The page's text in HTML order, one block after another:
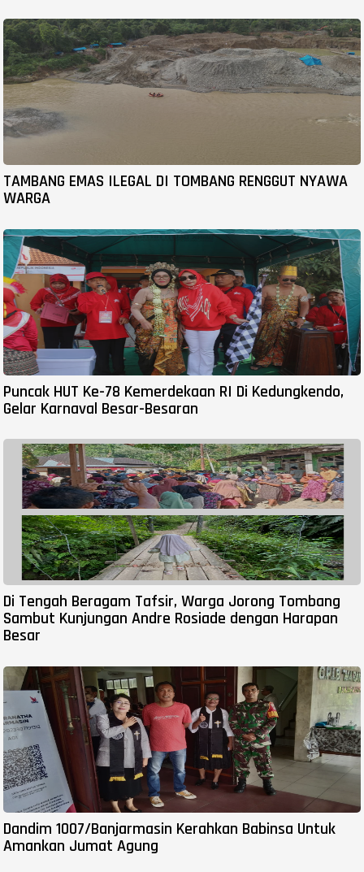
TAMBANG EMAS ILEGAL DI TOMBANG RENGGUT NYAWA
WARGA
Puncak HUT Ke-78 Kemerdekaan RI Di Kedungkendo,
Gelar Karnaval Besar-Besaran
Di Tengah Beragam Tafsir, Warga Jorong Tombang
Sambut Kunjungan Andre Rosiade dengan Harapan
Besar
Dandim 1007/Banjarmasin Kerahkan Babinsa Untuk
Amankan Jumat Agung